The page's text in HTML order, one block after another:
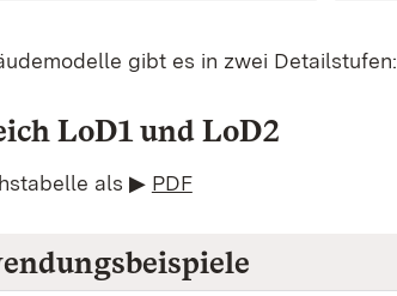
gibt es in zwei Detailstufen:
LoD1 und LoD2
als ▶ PDF